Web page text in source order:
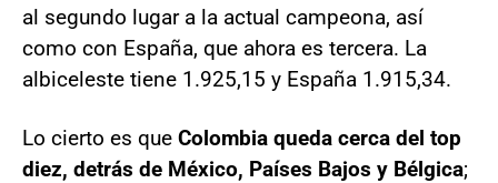
al segundo lugar a la actual campeona, así
como con España, que ahora es tercera. La
albiceleste tiene 1.925,15 y España 1.915,34.
Lo cierto es que Colombia queda cerca del top
diez, detrás de México, Países Bajos y Bélgica;